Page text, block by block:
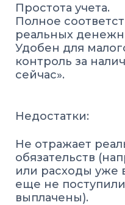
Простота учета.
Полное
реальных
Удобен для
контроль за
сейчас».
Недостатки:
Не отражает
обязательств
или расходы уже
еще не
выплачены).